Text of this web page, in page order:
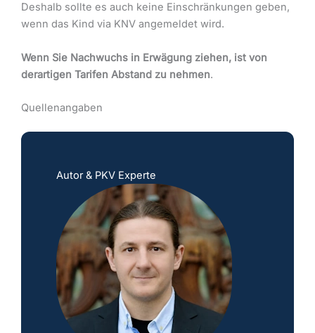
Deshalb sollte es auch keine Einschränkungen geben,
wenn das Kind via KNV angemeldet wird.
Wenn Sie Nachwuchs in Erwägung ziehen, ist von
derartigen Tarifen Abstand zu nehmen.
Quellenangaben
Autor & PKV Experte